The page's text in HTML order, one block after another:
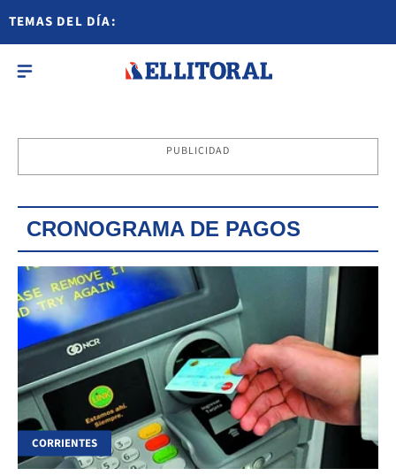
TEMAS DEL DÍA:
PUBLICIDAD
CRONOGRAMA DE PAGOS
CORRIENTES